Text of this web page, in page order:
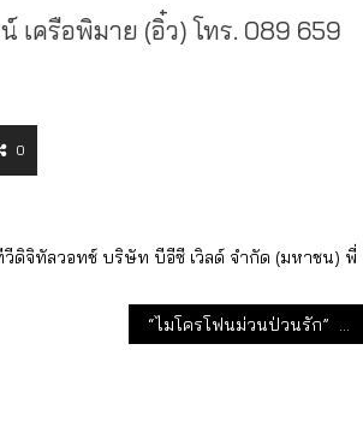
เครือพิมาย (อิ๋ว) โทร. 089 659
0
วีดิจิทัลวอทช์ บริษัท บีอีซี เวิลด์ จำกัด (มหาชน) พี่
“ไมโครโฟนม่วนป่วนรัก” ละคร 1 ทุ่ม ช่องวัน31